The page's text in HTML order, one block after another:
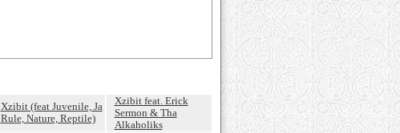
Xzibit (feat Juvenile, Ja
Rule, Nature, Reptile)
Xzibit feat. Erick
Sermon & Tha
Alkaholiks